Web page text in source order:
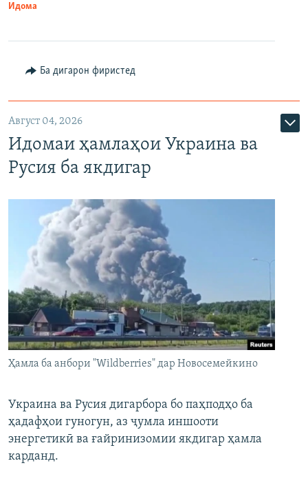
Идома
Ба дигарон фиристед
Август 04, 2026
Идомаи ҳамлаҳои Украина ва
Русия ба якдигар
Ҳамла ба анбори "Wildberries" дар Новосемейкино
Украина ва Русия дигарбора бо паҳподҳо ба
ҳадафҳои гуногун, аз ҷумла иншооти
энергетикӣ ва ғайринизомии якдигар ҳамла
карданд.